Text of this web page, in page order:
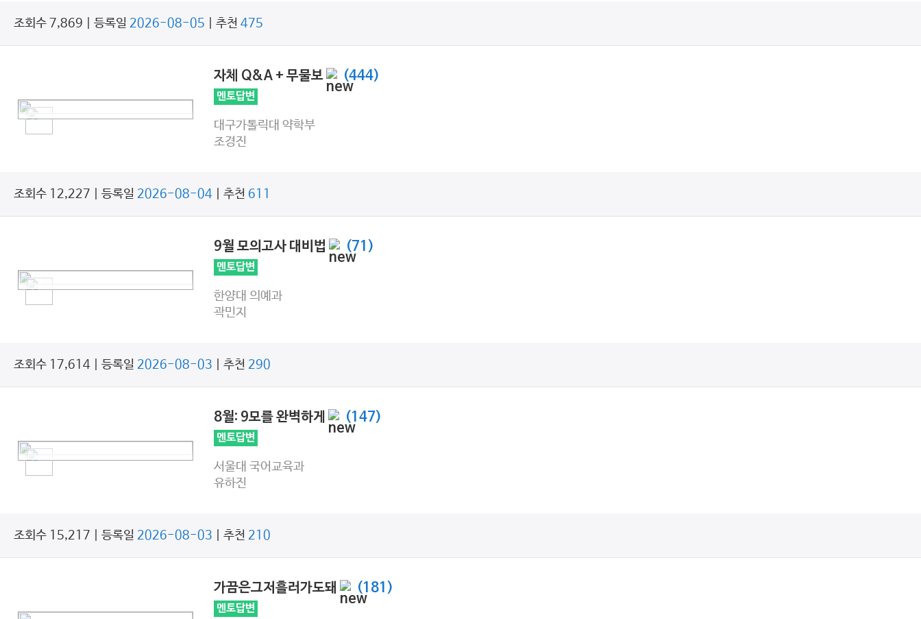
조회수 7,869 | 등록일 2026-08-05 | 추천 475
자체 Q&A + 무물보 (444)
멘토답변
대구가톨릭대 약학부
조경진
조회수 12,227 | 등록일 2026-08-04 | 추천 611
9월 모의고사 대비법 (71)
멘토답변
한양대 의예과
곽민지
조회수 17,614 | 등록일 2026-08-03 | 추천 290
8월: 9모를 완벽하게 (147)
멘토답변
서울대 국어교육과
유하진
조회수 15,217 | 등록일 2026-08-03 | 추천 210
가끔은그저흘러가도돼 (181)
멘토답변